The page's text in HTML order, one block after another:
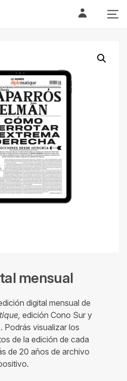
mensual
digital mensual de
edición Cono Sur y
Podrás visualizar los
de la edición de cada
de 20 años de archivo